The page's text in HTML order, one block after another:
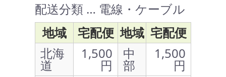
配送分類 … 電線・ケーブル
地域
宅配便 地域 宅配便
北海
道
1,500
円
中
部
1,500
円